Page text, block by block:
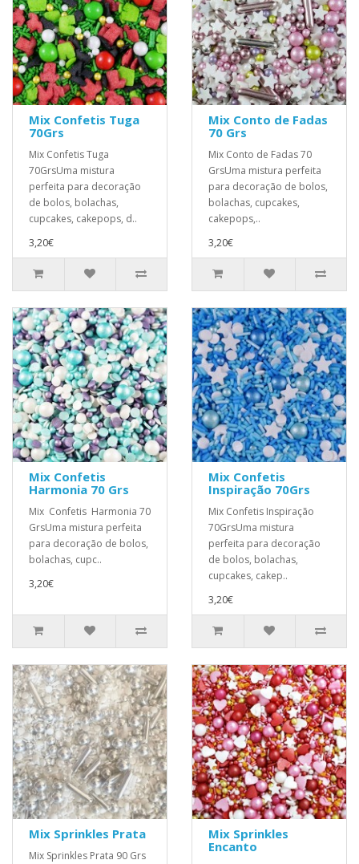
Mix Confetis Tuga
70Grs
Mix Confetis Tuga
70GrsUma mistura
perfeita para decoração
de bolos, bolachas,
cupcakes, cakepops, d..
3,20€
Mix Conto de Fadas
70 Grs
Mix Conto de Fadas 70
GrsUma mistura perfeita
para decoração de bolos,
bolachas, cupcakes,
cakepops,..
3,20€
Mix Confetis
Harmonia 70 Grs
Mix Confetis Harmonia 70
GrsUma mistura perfeita
para decoração de bolos,
bolachas, cupc..
3,20€
Mix Confetis
Inspiração 70Grs
Mix Confetis Inspiração
70GrsUma mistura
perfeita para decoração
de bolos, bolachas,
cupcakes, cakep..
3,20€
Mix Sprinkles Prata
Mix Sprinkles Prata 90 Grs
Mix Sprinkles
Encanto